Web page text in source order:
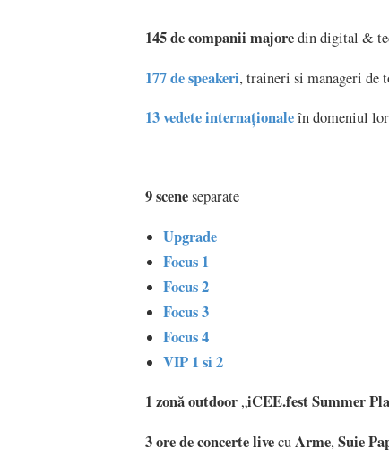
145 de companii majoredin digital &
177 de speakeri, traineri si manageri de
13 vedete internaționaleîn domeniul
9 sceneseparate
Upgrade
Focus 1
Focus 2
Focus 3
Focus 4
VIP 1 si 2
1 zonă outdoor„iCEE.fest Summer
3 ore de concerte livecuArme, Suie